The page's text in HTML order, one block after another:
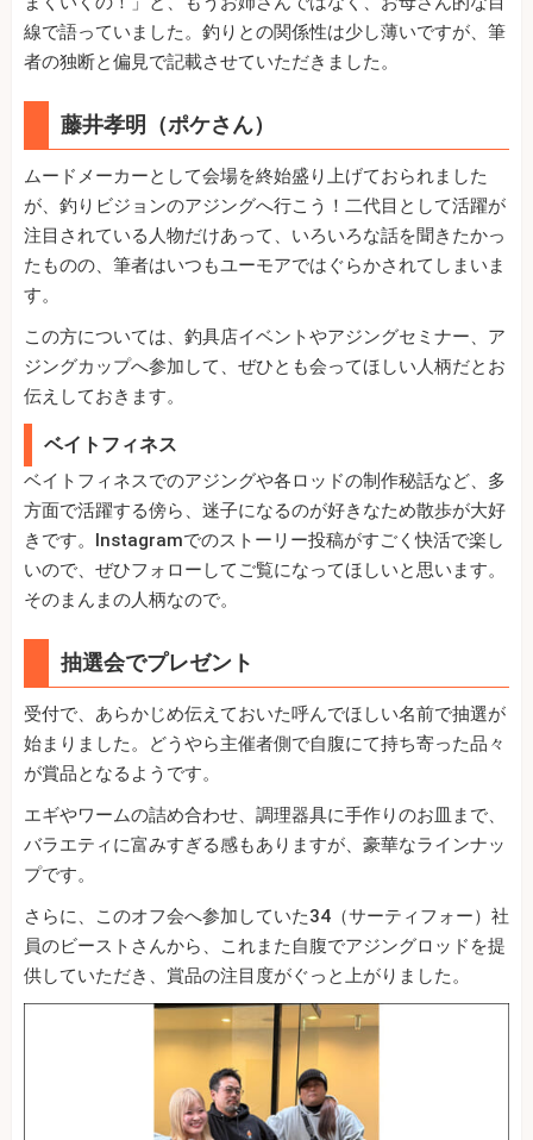
線で語っていました。釣りとの関係性は少し薄いですが、筆
者の独断と偏見で記載させていただきました。
藤井孝明（ポケさん）
ムードメーカーとして会場を終始盛り上げておられました
が、釣りビジョンのアジングへ行こう！二代目として活躍が
注目されている人物だけあって、いろいろな話を聞きたかっ
たものの、筆者はいつもユーモアではぐらかされてしまいま
す。
この方については、釣具店イベントやアジングセミナー、ア
ジングカップへ参加して、ぜひとも会ってほしい人柄だとお
伝えしておきます。
ベイトフィネス
ベイトフィネスでのアジングや各ロッドの制作秘話など、多
方面で活躍する傍ら、迷子になるのが好きなため散歩が大好
きです。Instagramでのストーリー投稿がすごく快活で楽し
いので、ぜひフォローしてご覧になってほしいと思います。
そのまんまの人柄なので。
抽選会でプレゼント
受付で、あらかじめ伝えておいた呼んでほしい名前で抽選が
始まりました。どうやら主催者側で自腹にて持ち寄った品々
が賞品となるようです。
エギやワームの詰め合わせ、調理器具に手作りのお皿まで、
バラエティに富みすぎる感もありますが、豪華なラインナッ
プです。
さらに、このオフ会へ参加していた34（サーティフォー）社
員のビーストさんから、これまた自腹でアジングロッドを提
供していただき、賞品の注目度がぐっと上がりました。